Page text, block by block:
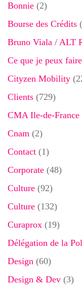
Bonnie (2)
Bourse des Crédits
Bruno Viala / ALT
Ce que je peux
Cityzen Mobility
Clients (729)
CMA Ile-de-France
Cnam (2)
Contact (1)
Corporate (48)
Culture (92)
Culture (132)
Curaprox (19)
Délégation de la
Design (60)
Design & Dev (3)